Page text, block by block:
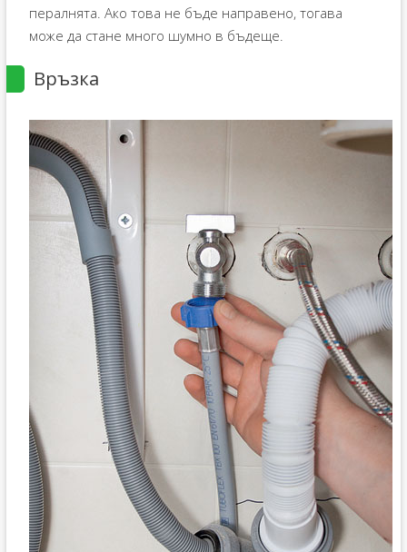
пералнята. Ако това не бъде направено, тогава
може да стане много шумно в бъдеще.
Връзка